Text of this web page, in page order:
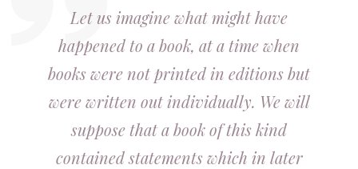
Let us imagine what might have
happened to a book, at a time when
books were not printed in editions but
were written out individually. We will
suppose that a book of this kind
contained statements which in later